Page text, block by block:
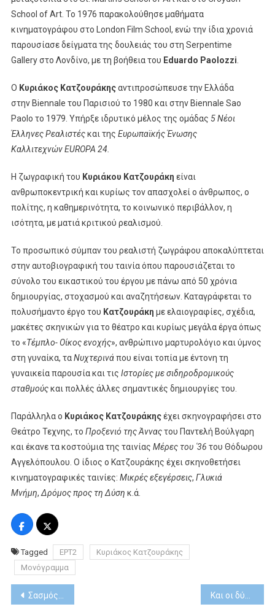
School of Art. Το 1976 παρακολούθησε μαθήματα
κινηματογράφου στο London Film School, ενώ την ίδια χρονιά
παρουσίασε δείγματα της δουλειάς του στη Serpentime
Gallery στο Λονδίνο, με τη βοήθεια του Eduardo Paolozzi
Ο Κυριάκος Κατζουράκηςαντιπροσώπευσε την Ελλάδα
στην Biennale του Παρισιού το 1980 και στην Biennale Sao
Paolo το 1979. Υπήρξε ιδρυτικό μέλος της ομάδας 5 Νέοι
Έλληνες Ρεαλιστέςκαι της Ευρωπαϊκής Ένωσης
ΚαλλιτεχνώνEUROPA 24.
Η ζωγραφική του Κυριάκου Κατζουράκη είναι
ανθρωποκεντρική και κυρίως τον απασχολεί ο άνθρωπος, ο
πολίτης, η καθημερινότητα, το κοινωνικό περιβάλλον, η
ισότητα, με ματιά κριτικού ρεαλισμού.
Το προσωπικό σύμπαν του ρεαλιστή ζωγράφου αποκαλύπτεται
στην αυτοβιογραφική του ταινία όπου παρουσιάζεται το
σύνολο του εικαστικού του έργου με πάνω από 50 χρόνια
δημιουργίας, στοχασμού και αναζητήσεων. Καταγράφεται το
πολυσήμαντο έργο του Κατζουράκη με ελαιογραφίες, σχέδια,
μακέτες σκηνικών για το θέατρο και κυρίως μεγάλα έργα όπως
το «Τέμπλο- Οίκος ενοχής», ανθρώπινο μαρτυρολόγιο και ύμνος
στη γυναίκα, ταΝυχτερινάπου είναι τοπία με έντονη τη
γυναικεία παρουσία και τις Ιστορίες με σιδηροδρομικούς
σταθμούςκαι πολλές άλλες σημαντικές δημιουργίες του.
Παράλληλα ο Κυριάκος Κατζουράκηςέχει σκηνογραφήσει στο
Θεάτρο Τεχνης, το Προξενιό της Άνναςτου Παντελή Βούλγαρη
και έκανε τα κοστούμια της ταινίας Μέρες του ΄36 του Θόδωρου
Αγγελόπουλου. Ο ίδιος ο Κατζουράκης έχει σκηνοθετήσει
κινηματογραφικές ταινίες: Μικρές εξεγέρσεις, Γλυκιά
Μνήμη, Δρόμος προς τη Δύση κ.ά.
Tagged ΕΡΤ2
Κυριάκος Κατζουράκης
Μονόγραμμα
Post
Σασμός: Ο Αστέρης παραδίνεται στην Αστυνομία